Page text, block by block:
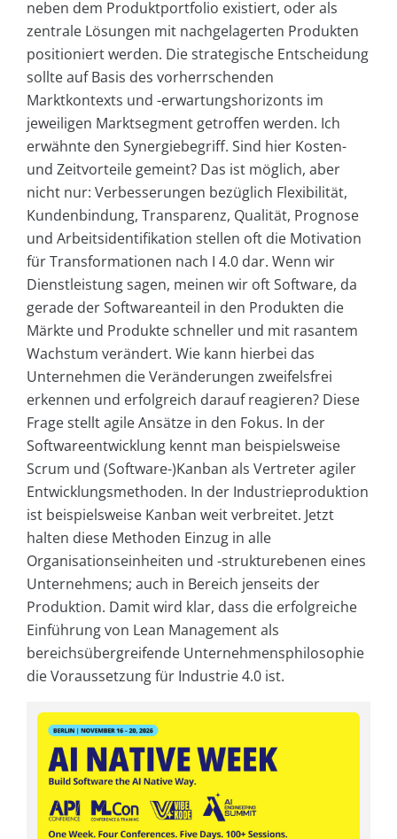
neben dem Produktportfolio existiert, oder als
zentrale Lösungen mit nachgelagerten Produkten
positioniert werden. Die strategische Entscheidung
sollte auf Basis des vorherrschenden
Marktkontexts und -erwartungshorizonts im
jeweiligen Marktsegment getroffen werden. Ich
erwähnte den Synergiebegriff. Sind hier Kosten-
und Zeitvorteile gemeint? Das ist möglich, aber
nicht nur: Verbesserungen bezüglich Flexibilität,
Kundenbindung, Transparenz, Qualität, Prognose
und Arbeitsidentifikation stellen oft die Motivation
für Transformationen nach I 4.0 dar. Wenn wir
Dienstleistung sagen, meinen wir oft Software, da
gerade der Softwareanteil in den Produkten die
Märkte und Produkte schneller und mit rasantem
Wachstum verändert. Wie kann hierbei das
Unternehmen die Veränderungen zweifelsfrei
erkennen und erfolgreich darauf reagieren? Diese
Frage stellt agile Ansätze in den Fokus. In der
Softwareentwicklung kennt man beispielsweise
Scrum und (Software-)Kanban als Vertreter agiler
Entwicklungsmethoden. In der Industrieproduktion
ist beispielsweise Kanban weit verbreitet. Jetzt
halten diese Methoden Einzug in alle
Organisationseinheiten und -strukturebenen eines
Unternehmens; auch in Bereich jenseits der
Produktion. Damit wird klar, dass die erfolgreiche
Einführung von Lean Management als
bereichsübergreifende Unternehmensphilosophie
die Voraussetzung für Industrie 4.0 ist.